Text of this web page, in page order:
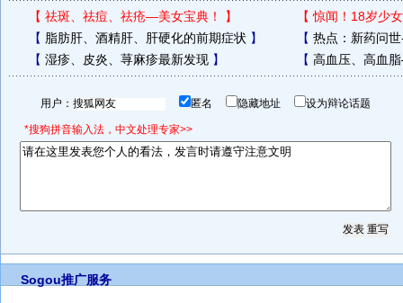
【 祛斑、祛痘、祛疮—美女宝典！ 】 【惊闻！18岁少
【 脂肪肝、酒精肝、肝硬化的前期症状 】 【 热点：新药问
【 湿疹、皮炎、荨麻疹最新发现】 【 高血压、高血
用户： 匿名 隐藏地址 设为辩论话题
*搜狗拼音输入法，中文处理专家>>
Sogou推广服务